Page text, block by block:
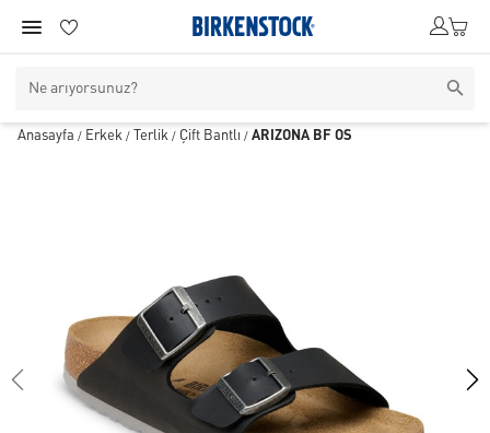
Anasayfa / Erkek / Terlik / Çift Bantlı / ARIZONA BF OS